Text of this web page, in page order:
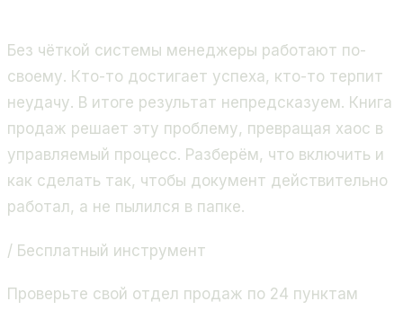
Без чёткой системы менеджеры работают по-
своему. Кто-то достигает успеха, кто-то терпит
неудачу. В итоге результат непредсказуем. Книга
продаж решает эту проблему, превращая хаос в
управляемый процесс. Разберём, что включить и
как сделать так, чтобы документ действительно
работал, а не пылился в папке.
/ Бесплатный инструмент
Проверьте свой отдел продаж по 24 пунктам